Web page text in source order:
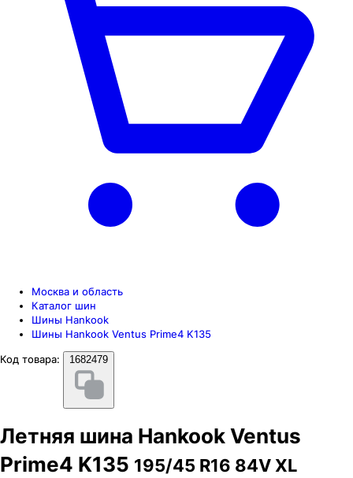
Москва и область
Каталог шин
Шины Hankook
Шины Hankook Ventus Prime4 K135
Код товара:
1682479
Летняя шина Hankook Ventus
Prime4 K135 195/45 R16 84V XL